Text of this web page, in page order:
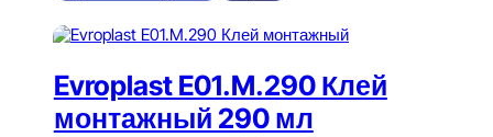
Evroplast E01.M.290 Клей
монтажный 290 мл